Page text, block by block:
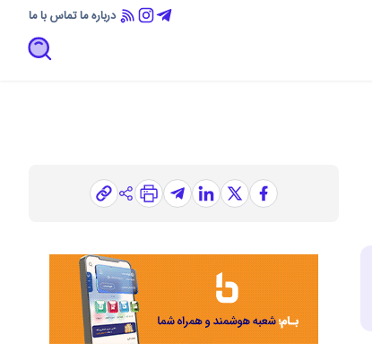
درباره ماتماس با ما